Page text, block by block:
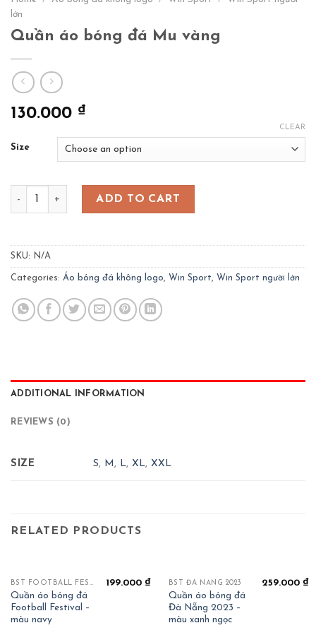
lớn
Quần áo bóng đá Mu vàng
130.000 ₫
Size
CLEAR
Quần áo bóng đá Mu vàng quantity
ADD TO CART
SKU: N/A
Categories: Áo bóng đá không logo, Win Sport, Win Sport người lớn
ADDITIONAL INFORMATION
REVIEWS (0)
SIZE S, M, L,XL,XXL
RELATED PRODUCTS
BST FOOTBALL FESTIVAL
Quần áo bóng đá
Football Festival –
màu navy
199.000₫ BST ĐÀ NẴNG 2023
Quần áo bóng đá
Đà Nẵng 2023 –
màu xanh ngọc
259.000₫